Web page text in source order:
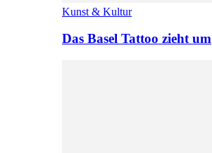
Kunst & Kultur
Das Basel Tattoo zieht um